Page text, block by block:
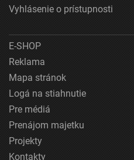
Vyhlásenie o prístupnosti
E-SHOP
Reklama
Mapa stránok
Logá na stiahnutie
Pre médiá
Prenájom majetku
Projekty
Kontakty